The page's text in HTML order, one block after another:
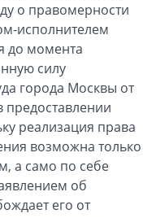
о правомерности
исполнителем
до момента
силу
города Москвы от
предоставлении
реализация права
возможна только
а само по себе
об
его от